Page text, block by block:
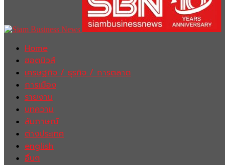
Home
ฮอตนิวส์
เศรษฐกิจ / ธุรกิจ / การตลาด
การเมือง
รายงาน
บทความ
สัมภาษณ์
ต่างประเทศ
english
อื่นๆ